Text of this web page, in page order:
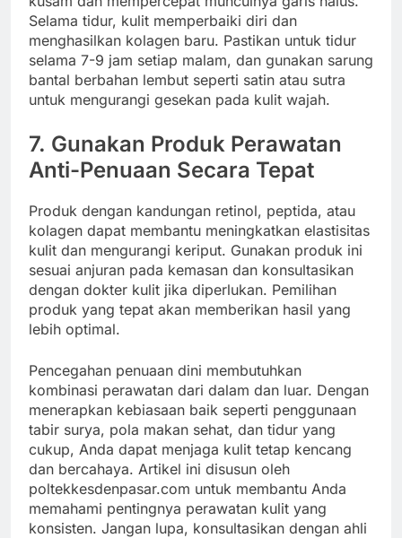
Selama tidur, kulit memperbaiki diri dan
menghasilkan kolagen baru. Pastikan untuk tidur
selama 7-9 jam setiap malam, dan gunakan sarung
bantal berbahan lembut seperti satin atau sutra
untuk mengurangi gesekan pada kulit wajah.
7. Gunakan Produk Perawatan
Anti-Penuaan Secara Tepat
Produk dengan kandungan retinol, peptida, atau
kolagen dapat membantu meningkatkan elastisitas
kulit dan mengurangi keriput. Gunakan produk ini
sesuai anjuran pada kemasan dan konsultasikan
dengan dokter kulit jika diperlukan. Pemilihan
produk yang tepat akan memberikan hasil yang
lebih optimal.
Pencegahan penuaan dini membutuhkan
kombinasi perawatan dari dalam dan luar. Dengan
menerapkan kebiasaan baik seperti penggunaan
tabir surya, pola makan sehat, dan tidur yang
cukup, Anda dapat menjaga kulit tetap kencang
dan bercahaya. Artikel ini disusun oleh
poltekkesdenpasar.com untuk membantu Anda
memahami pentingnya perawatan kulit yang
konsisten. Jangan lupa, konsultasikan dengan ahli